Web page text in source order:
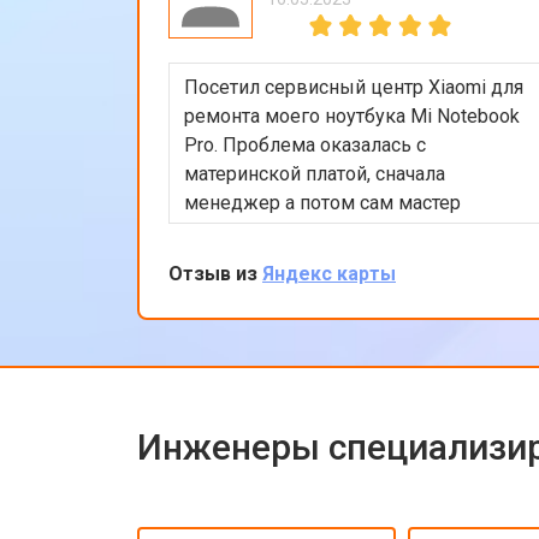
Замена сканера массажного кресла
Ремонт пневмокамеры
Ремонт пневмосистемы
Ремонт пульта управления
Ремонт электропроводки
Ремонт сканера массажного
Ремонт купюроприемника
Посетил сервисный центр Xiaomi для
ремонта моего ноутбука Mi Notebook
Pro. Проблема оказалась с
материнской платой, сначала
менеджер а потом сам мастер
подробно объяснили процесс
ремонта. Утром оставил заявку, в
обед курьер приехал и к вечеру
ноутбук был готов-очень быстро.
качеством ремонта.
Отзыв из Яндекс карты
Инженеры